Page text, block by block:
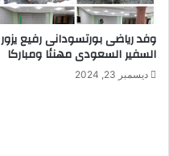
وفد رياضى بورتسودانى رفيع يزور
السفير السعودى مهنئا ومباركا
ديسمبر 23, 2024